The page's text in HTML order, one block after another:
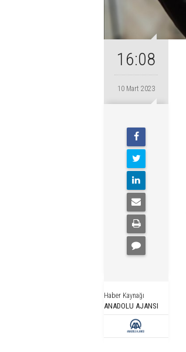
16:08
10 Mart 2023
Haber Kaynağı
ANADOLU AJANSI